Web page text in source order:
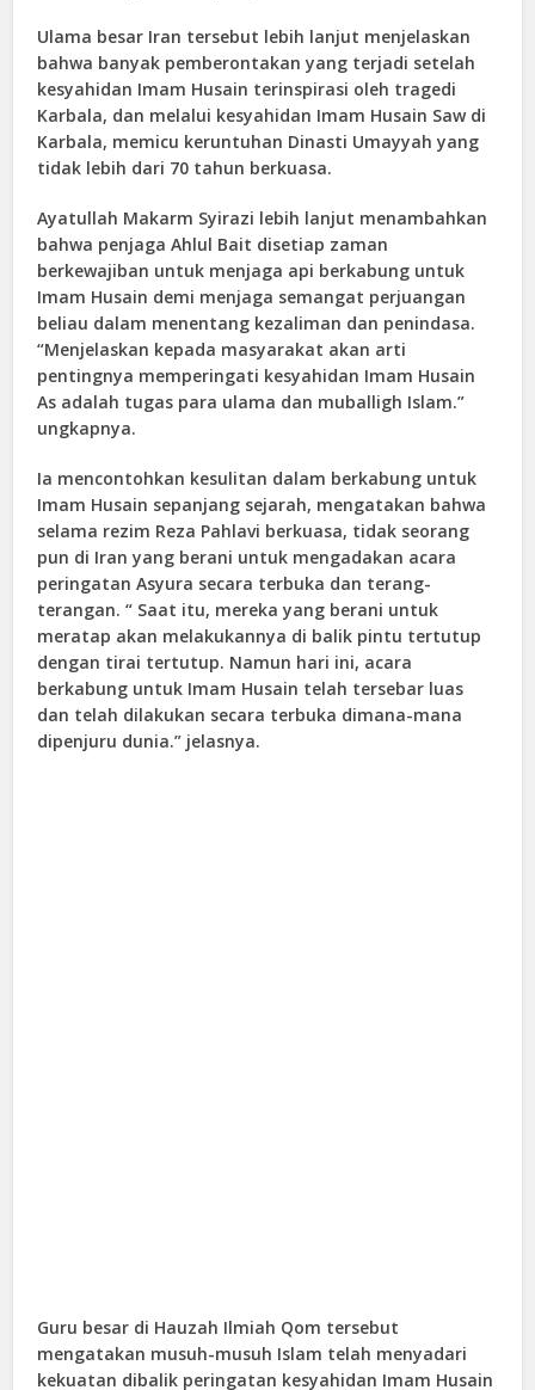
Ulama besar Iran tersebut lebih lanjut menjelaskan
bahwa banyak pemberontakan yang terjadi setelah
kesyahidan Imam Husain terinspirasi oleh tragedi
Karbala, dan melalui kesyahidan Imam Husain Saw di
Karbala, memicu keruntuhan Dinasti Umayyah yang
tidak lebih dari 70 tahun berkuasa.
Ayatullah Makarm Syirazi lebih lanjut menambahkan
bahwa penjaga Ahlul Bait disetiap zaman
berkewajiban untuk menjaga api berkabung untuk
Imam Husain demi menjaga semangat perjuangan
beliau dalam menentang kezaliman dan penindasa.
“Menjelaskan kepada masyarakat akan arti
pentingnya memperingati kesyahidan Imam Husain
As adalah tugas para ulama dan muballigh Islam.”
ungkapnya.
Ia mencontohkan kesulitan dalam berkabung untuk
Imam Husain sepanjang sejarah, mengatakan bahwa
selama rezim Reza Pahlavi berkuasa, tidak seorang
pun di Iran yang berani untuk mengadakan acara
peringatan Asyura secara terbuka dan terang-
terangan. “ Saat itu, mereka yang berani untuk
meratap akan melakukannya di balik pintu tertutup
dengan tirai tertutup. Namun hari ini, acara
berkabung untuk Imam Husain telah tersebar luas
dan telah dilakukan secara terbuka dimana-mana
dipenjuru dunia.” jelasnya.
Guru besar di Hauzah Ilmiah Qom tersebut
mengatakan musuh-musuh Islam telah menyadari
kekuatan dibalik peringatan kesyahidan Imam Husain